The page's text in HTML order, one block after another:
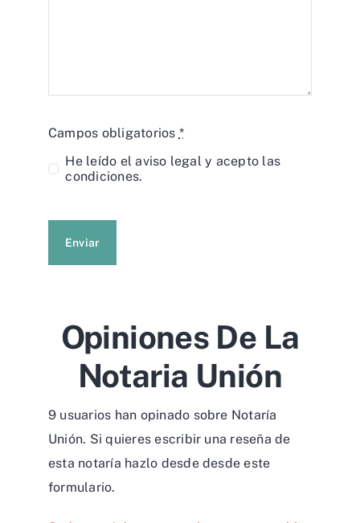
Campos obligatorios *
He leído elaviso legal y acepto las
condiciones.
Enviar
Opiniones De La
Notaria Unión
9 usuarios han opinado sobre Notaría
Unión. Si quieres escribir una reseña de
esta notaría hazlo desde desdeeste
formulario.